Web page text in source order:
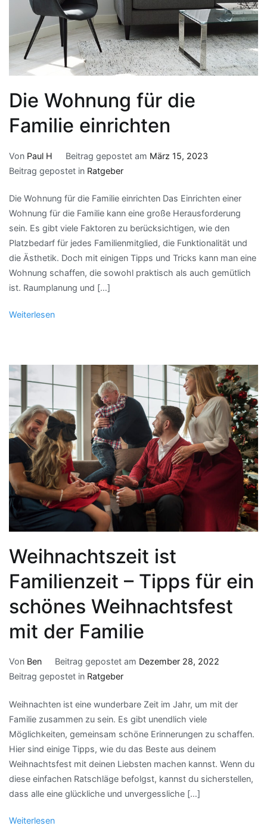
Die Wohnung für die
Familie einrichten
Von Paul H Beitrag gepostet am März 15, 2023
Beitrag gepostet in Ratgeber
Die Wohnung für die Familie einrichten Das Einrichten einer
Wohnung für die Familie kann eine große Herausforderung
sein. Es gibt viele Faktoren zu berücksichtigen, wie den
Platzbedarf für jedes Familienmitglied, die Funktionalität und
die Ästhetik. Doch mit einigen Tipps und Tricks kann man eine
Wohnung schaffen, die sowohl praktisch als auch gemütlich
ist. Raumplanung und […]
Weiterlesen
Weihnachtszeit ist
Familienzeit – Tipps für ein
schönes Weihnachtsfest
mit der Familie
Von Ben Beitrag gepostet am Dezember 28, 2022
Beitrag gepostet in Ratgeber
Weihnachten ist eine wunderbare Zeit im Jahr, um mit der
Familie zusammen zu sein. Es gibt unendlich viele
Möglichkeiten, gemeinsam schöne Erinnerungen zu schaffen.
Hier sind einige Tipps, wie du das Beste aus deinem
Weihnachtsfest mit deinen Liebsten machen kannst. Wenn du
diese einfachen Ratschläge befolgst, kannst du sicherstellen,
dass alle eine glückliche und unvergessliche […]
Weiterlesen